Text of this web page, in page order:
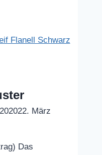
22. März
Das